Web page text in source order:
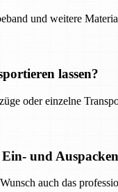
und weitere
lassen?
oder einzelne
und
auch das